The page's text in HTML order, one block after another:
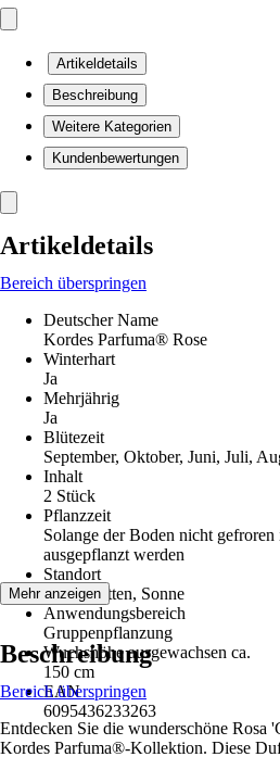
Artikeldetails
Beschreibung
Weitere Kategorien
Kundenbewertungen
Artikeldetails
Bereich überspringen
Deutscher Name
Kordes Parfuma® Rose
Winterhart
Ja
Mehrjährig
Ja
Blütezeit
September, Oktober, Juni, Juli,
Inhalt
2 Stück
Pflanzzeit
Solange der Boden nicht gefroren
ausgepflanzt werden
Standort
Halbschatten, Sonne
Anwendungsbereich
Gruppenpflanzung
Wuchshöhe ausgewachsen ca.
150 cm
EAN
6095436233263
Mehr anzeigen
Beschreibung
Bereich überspringen
Entdecken Sie die wunderschöne Rosa
Kordes Parfuma®-Kollektion. Diese